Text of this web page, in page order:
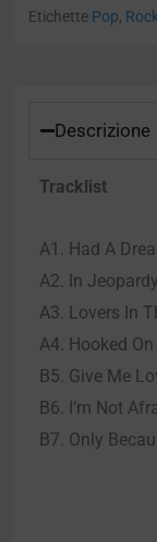
Etichette Pop,
Descrizione
Tracklist
A1. Had A
A2. In
A3. Lovers In
A4. Hooked
B5. Give Me
B6. I’m Not
B7. Only